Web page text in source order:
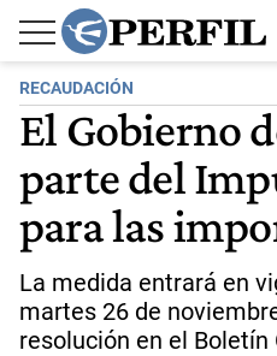
RECAUDACIÓN
El Gobierno
parte del
para las
La medida entrará en
martes 26 de
resolución en el Boletín